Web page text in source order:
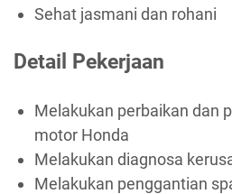
Sehat jasmani dan rohani
Detail Pekerjaan
Melakukan perbaikan dan
motor Honda
Melakukan diagnosa
Melakukan penggantian